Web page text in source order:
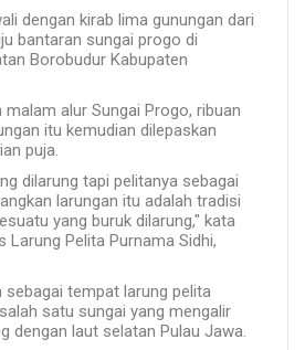
dengan kirab lima gunungan dari
bantaran sungai progo di
Borobudur Kabupaten
malam alur Sungai Progo, ribuan
itu kemudian dilepaskan
puja.
dilarung tapi pelitanya sebagai
larungan itu adalah tradisi
yang buruk dilarung," kata
Larung Pelita Purnama Sidhi,
sebagai tempat larung pelita
satu sungai yang mengalir
dengan laut selatan Pulau Jawa.